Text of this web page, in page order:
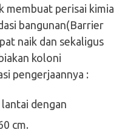
perisai kimia
bangunan(Barrier
naik dan sekaligus
koloni
pengerjaannya :
dengan
cm.